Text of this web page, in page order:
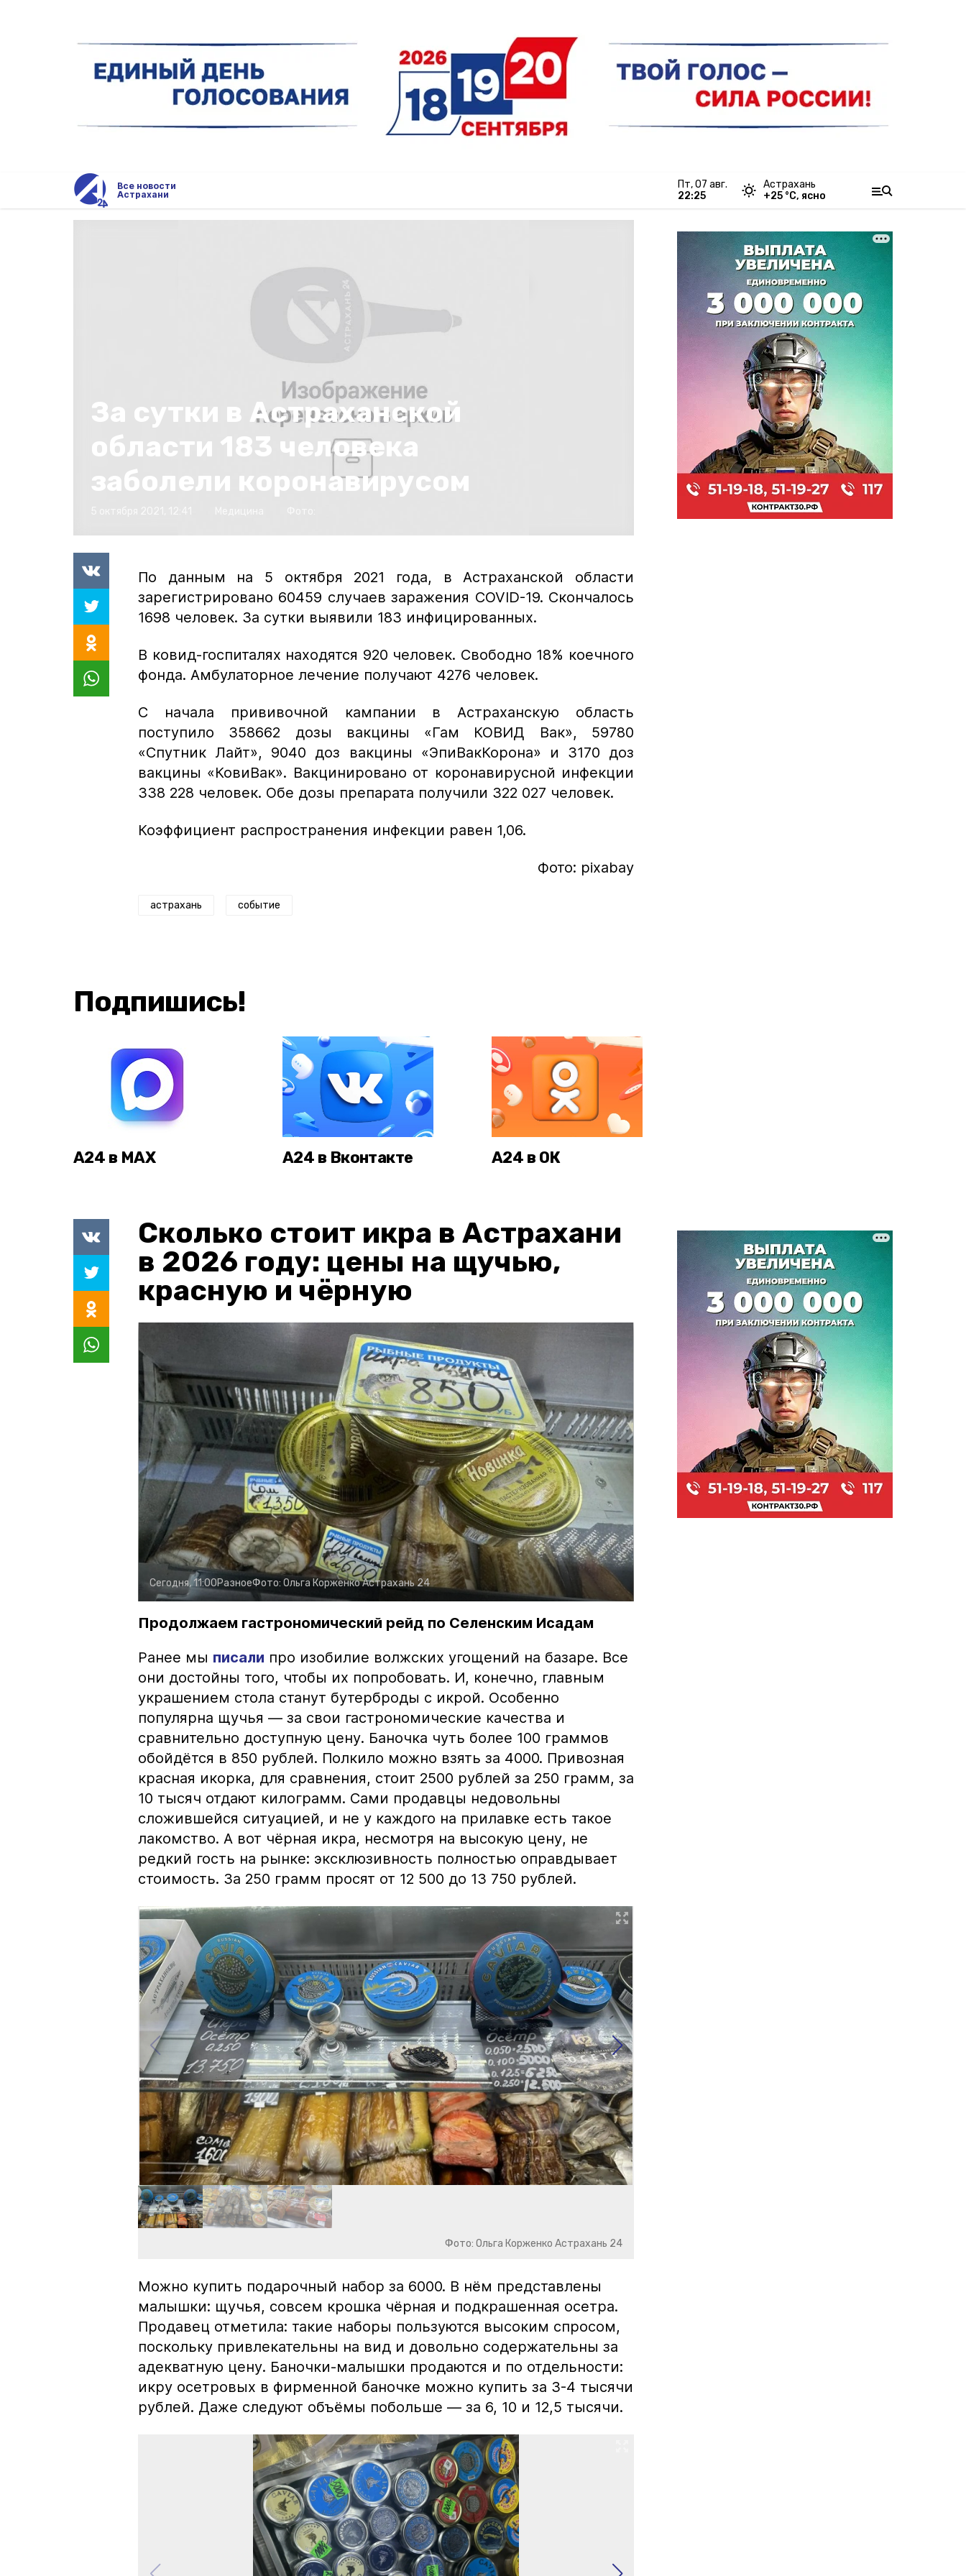
Все новости
Астрахани
пт, 07 авг.
22:25
Астрахань
+25 °С, ясно
За сутки в Астраханской
области 183 человека
заболели коронавирусом
По данным на 5 октября 2021 года, в Астраханской области
зарегистрировано 60459 случаев заражения COVID-19. Скончалось
1698 человек. За сутки выявили 183 инфицированных.
В ковид-госпиталях находятся 920 человек. Свободно 18% коечного
фонда. Амбулаторное лечение получают 4276 человек.
С начала прививочной кампании в Астраханскую область
поступило 358662 дозы вакцины «Гам КОВИД Вак», 59780
«Спутник Лайт», 9040 доз вакцины «ЭпиВакКорона» и 3170 доз
вакцины «КовиВак». Вакцинировано от коронавирусной инфекции
338 228 человек. Обе дозы препарата получили 322 027 человек.
Коэффициент распространения инфекции равен 1,06.
Фото: pixabay
астрахань событие
Подпишись!
А24 в MAX А24 в Вконтакте А24 в ОК
Сколько стоит икра в Астрахани
в 2026 году: цены на щучью,
красную и чёрную
Сегодня, 11:00РазноеФото: Ольга КорженкоАстрахань 24
Продолжаем гастрономический рейд по Селенским Исадам
Ранее мы писали про изобилие волжских угощений на базаре. Все
они достойны того, чтобы их попробовать. И, конечно, главным
украшением стола станут бутерброды с икрой. Особенно
популярна щучья — за свои гастрономические качества и
сравнительно доступную цену. Баночка чуть более 100 граммов
обойдётся в 850 рублей. Полкило можно взять за 4000. Привозная
красная икорка, для сравнения, стоит 2500 рублей за 250 грамм, за
10 тысяч отдают килограмм. Сами продавцы недовольны
сложившейся ситуацией, и не у каждого на прилавке есть такое
лакомство. А вот чёрная икра, несмотря на высокую цену, не
редкий гость на рынке: эксклюзивность полностью оправдывает
стоимость. За 250 грамм просят от 12 500 до 13 750 рублей.
Фото: Ольга Корженко Астрахань 24
Можно купить подарочный набор за 6000. В нём представлены
малышки: щучья, совсем крошка чёрная и подкрашенная осетра.
Продавец отметила: такие наборы пользуются высоким спросом,
поскольку привлекательны на вид и довольно содержательны за
адекватную цену. Баночки-малышки продаются и по отдельности:
икру осетровых в фирменной баночке можно купить за 3-4 тысячи
рублей. Даже следуют объёмы побольше — за 6, 10 и 12,5 тысячи.